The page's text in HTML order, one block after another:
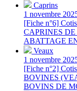
Caprins
1 novembre
[Fiche n°6]
CAPRINES
ABATTAGE
Veaux
1 novembre
[Fiche n°2]
BOVINES
BOVINS DE